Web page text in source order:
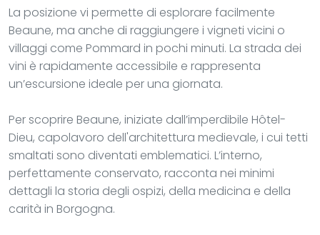
La posizione vi permette di esplorare facilmente
Beaune, ma anche di raggiungere i vigneti vicini o
villaggi come Pommard in pochi minuti. La strada dei
vini è rapidamente accessibile e rappresenta
un’escursione ideale per una giornata.
Per scoprire Beaune, iniziate dall’imperdibile Hôtel-
Dieu, capolavoro dell'architettura medievale, i cui tetti
smaltati sono diventati emblematici. L’interno,
perfettamente conservato, racconta nei minimi
dettagli la storia degli ospizi, della medicina e della
carità in Borgogna.